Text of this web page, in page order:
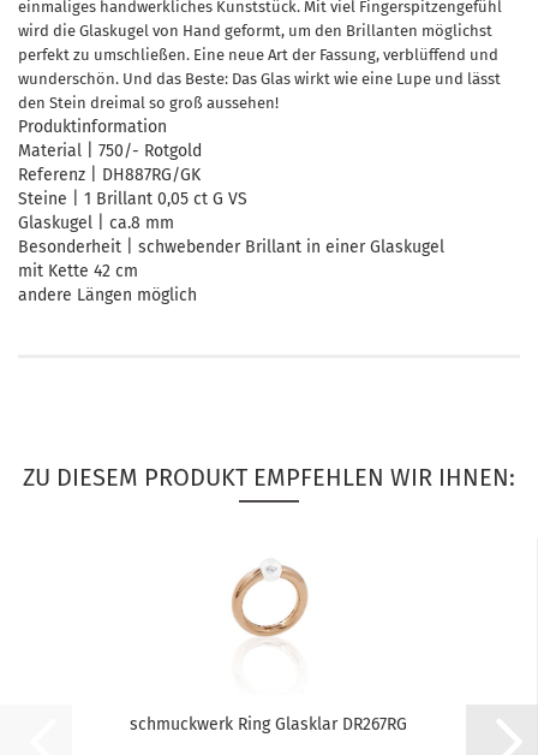
einmaliges handwerkliches Kunststück. Mit viel Fingerspitzengefühl
wird die Glaskugel von Hand geformt, um den Brillanten möglichst
perfekt zu umschließen. Eine neue Art der Fassung, verblüffend und
wunderschön. Und das Beste: Das Glas wirkt wie eine Lupe und lässt
den Stein dreimal so groß aussehen!
Produktinformation
Material | 750/- Rotgold
Referenz | DH887RG/GK
Steine | 1 Brillant 0,05 ct G VS
Glaskugel | ca.8 mm
Besonderheit | schwebender Brillant in einer Glaskugel
mit Kette 42 cm
andere Längen möglich
ZU DIESEM PRODUKT EMPFEHLEN WIR IHNEN:
schmuck­werk Ring Glas­klar DR267RG